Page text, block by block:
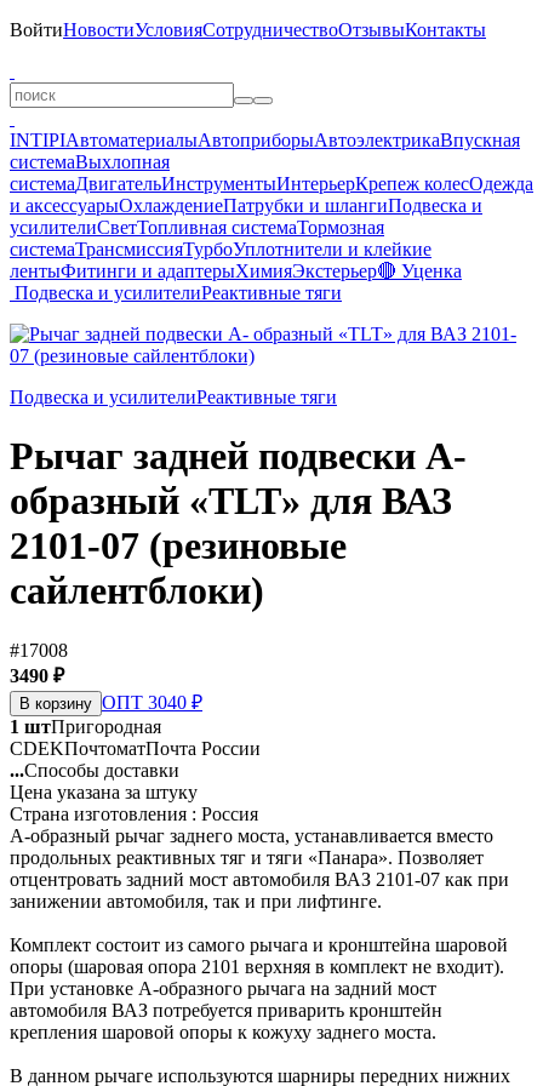
ВойтиНовостиУсловияСотрудничествоОтзывыКонтакты
INTIPIАвтоматериалыАвтоприборыАвтоэлектрикаВпускная
системаВыхлопная
системаДвигательИнструментыИнтерьерКрепеж колесОдежда
и аксессуарыОхлаждениеПатрубки и шлангиПодвеска и
усилителиСветТопливная системаТормозная
системаТрансмиссияТурбоУплотнители и клейкие
лентыФитинги и адаптерыХимияЭкстерьер🔴 Уценка
Подвеска и усилителиРеактивные тяги
Подвеска и усилителиРеактивные тяги
Рычаг задней подвески А-
образный «TLT» для ВАЗ
2101-07 (резиновые
сайлентблоки)
#17008
3490 ₽
В корзину ОПТ 3040 ₽
1 штПригородная
CDEKПочтоматПочта России
...Способы доставки
Цена указана за штуку
Страна изготовления : Россия
А-образный рычаг заднего моста, устанавливается вместо
продольных реактивных тяг и тяги «Панара». Позволяет
отцентровать задний мост автомобиля ВАЗ 2101-07 как при
занижении автомобиля, так и при лифтинге.
Комплект состоит из самого рычага и кронштейна шаровой
опоры (шаровая опора 2101 верхняя в комплект не входит).
При установке А-образного рычага на задний мост
автомобиля ВАЗ потребуется приварить кронштейн
крепления шаровой опоры к кожуху заднего моста.
В данном рычаге используются шарниры передних нижних